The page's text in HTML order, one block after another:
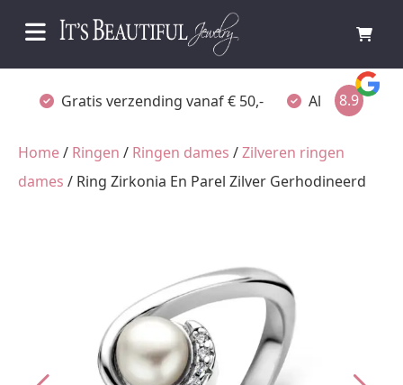
Gratis verzending vanaf € 50,- Altijd verpakt
8.9
Home/ Ringen / Ringen dames /Zilveren ringen
dames / Ring Zirkonia En Parel Zilver Gerhodineerd